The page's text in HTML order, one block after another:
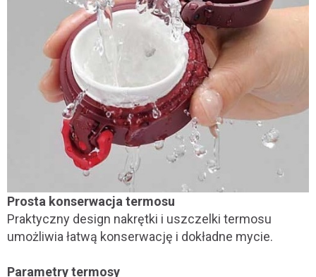
Prosta konserwacja termosu
Praktyczny design nakrętki i uszczelki termosu
umożliwia łatwą konserwację i dokładne mycie.
Parametry termosy